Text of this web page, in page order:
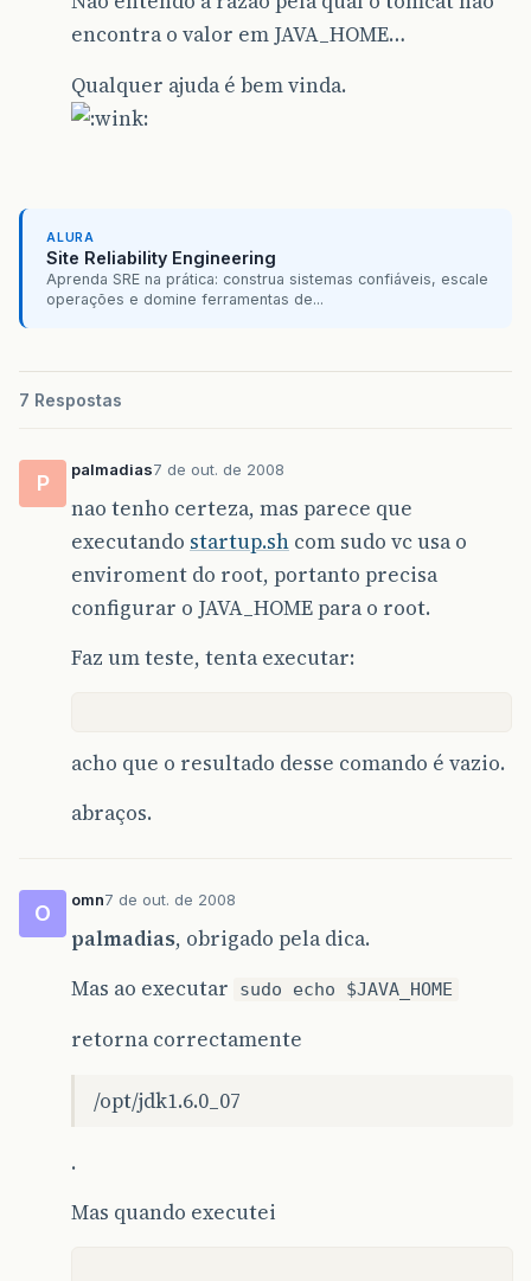
encontra o valor em JAVA_HOME…
Qualquer ajuda é bem vinda.
ALURA
Site Reliability Engineering
Aprenda SRE na prática: construa sistemas confiáveis, escale
operações e domine ferramentas de...
7 Respostas
P
palmadias7 de out. de 2008
nao tenho certeza, mas parece que
executando startup.sh com sudo vc usa o
enviroment do root, portanto precisa
configurar o JAVA_HOME para o root.
Faz um teste, tenta executar:
acho que o resultado desse comando é vazio.
abraços.
O
omn7 de out. de 2008
palmadias, obrigado pela dica.
Mas ao executar
sudo echo $JAVA_HOME
retorna correctamente
/opt/jdk1.6.0_07
.
Mas quando executei